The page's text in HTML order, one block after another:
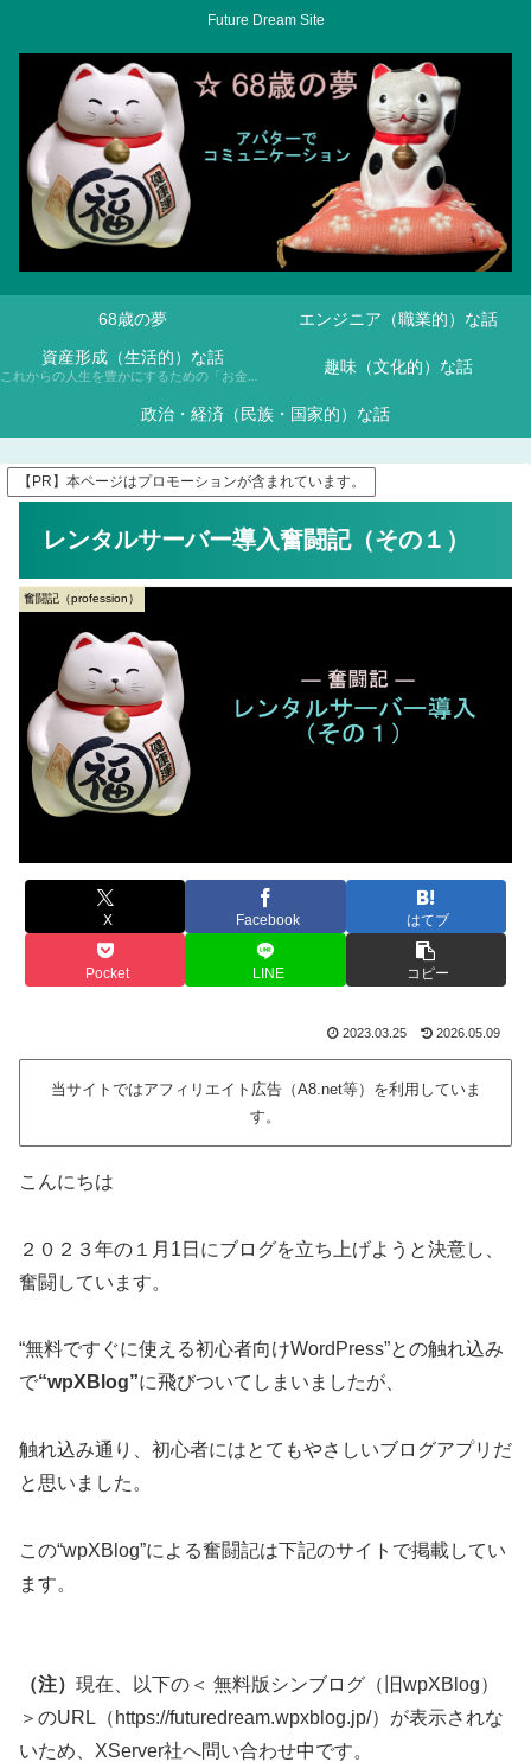
Future Dream Site
68歳の夢
エンジニア（職業的）な話
資産形成（生活的）な話
これからの人生を豊かにするための「お金との付き合い方」について、NISAや投資信託などを通じて学んでいきます。 趣味（文化的）な話
政治・経済（民族・国家的）な話
【PR】本ページはプロモーションが含まれています。
レンタルサーバー導入奮闘記（その１）
奮闘記（profession）
X Facebook はてブ
Pocket LINE コピー
2023.03.25 2026.05.09
当サイトではアフィリエイト広告（A8.net等）を利用していま
す。
こんにちは
２０２３年の１月1日にブログを立ち上げようと決意し、
奮闘しています。
“無料ですぐに使える初心者向けWordPress”との触れ込み
で“wpXBlog”に飛びついてしまいましたが、
触れ込み通り、初心者にはとてもやさしいブログアプリだ
と思いました。
この“wpXBlog”による奮闘記は下記のサイトで掲載してい
ます。
（注） 現在、以下の＜ 無料版シンブログ（旧wpXBlog）
＞のURL（https://futuredream.wpxblog.jp/）が表示されな
いため、XServer社へ問い合わせ中です。